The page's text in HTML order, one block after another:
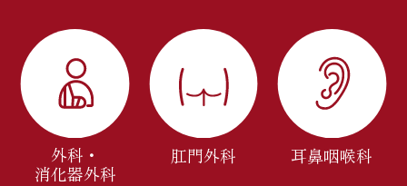
外科・
消化器外科
肛門外科 耳鼻咽喉科